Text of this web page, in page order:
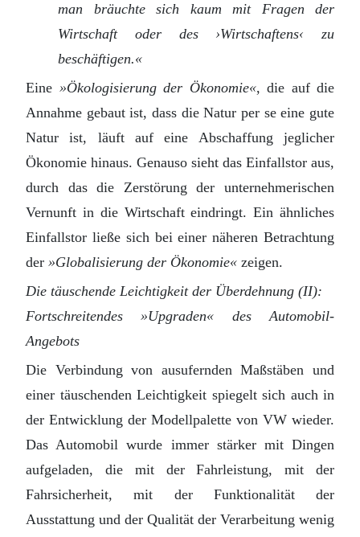
man bräuchte sich kaum mit Fragen der
Wirtschaft oder des ›Wirtschaftens‹ zu
beschäftigen.«
Eine »Ökologisierung der Ökonomie«, die auf die
Annahme gebaut ist, dass die Natur per se eine gute
Natur ist, läuft auf eine Abschaffung jeglicher
Ökonomie hinaus. Genauso sieht das Einfallstor aus,
durch das die Zerstörung der unternehmerischen
Vernunft in die Wirtschaft eindringt. Ein ähnliches
Einfallstor ließe sich bei einer näheren Betrachtung
der »Globalisierung der Ökonomie« zeigen.
Die täuschende Leichtigkeit der Überdehnung (II):
Fortschreitendes »Upgraden« des Automobil-
Angebots
Die Verbindung von ausufernden Maßstäben und
einer täuschenden Leichtigkeit spiegelt sich auch in
der Entwicklung der Modellpalette von VW wieder.
Das Automobil wurde immer stärker mit Dingen
aufgeladen, die mit der Fahrleistung, mit der
Fahrsicherheit, mit der Funktionalität der
Ausstattung und der Qualität der Verarbeitung wenig